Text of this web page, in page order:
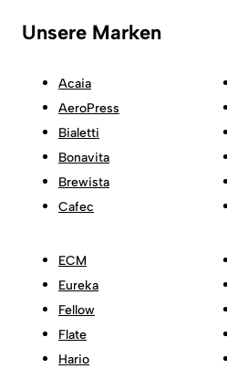
Unsere Marken
Acaia
AeroPress
Bialetti
Bonavita
Brewista
Cafec
ECM
Eureka
Fellow
Flate
Hario